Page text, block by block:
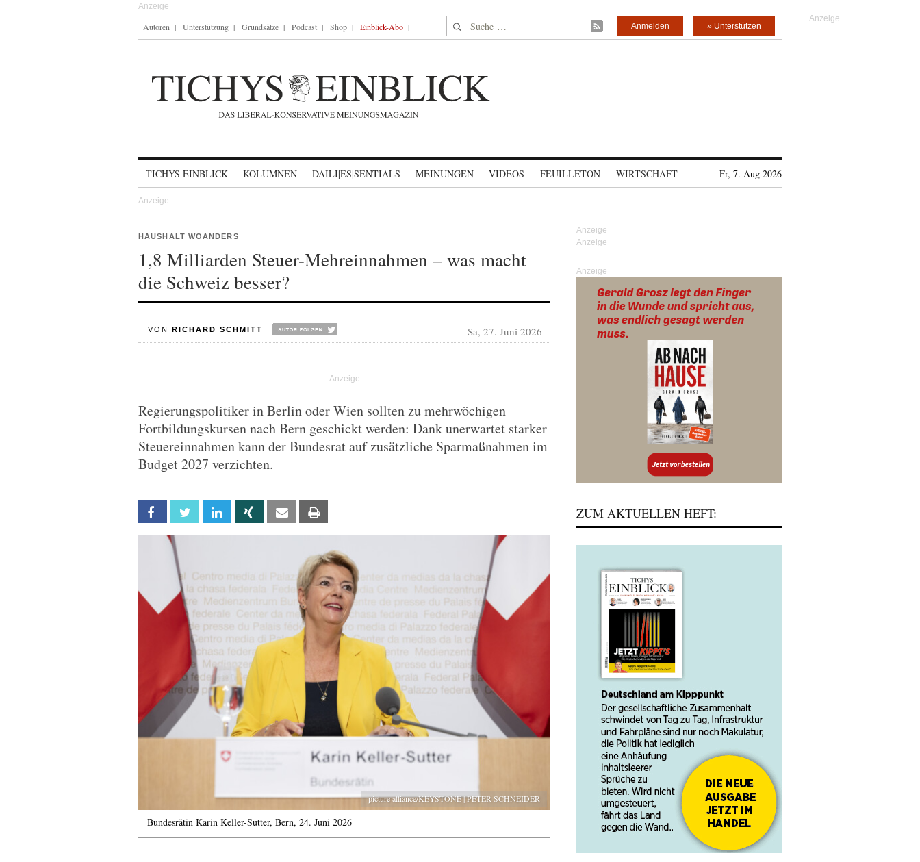
Autoren Unterstützung Grundsätze Podcast Shop Einblick-Abo Suche nach: » Unterstützen
Anmelden
TICHYS EINBLICK KOLUMNEN DAILI|ES|SENTIALS MEINUNGEN VIDEOS FEUILLETON WIRTSCHAFT Fr, 7. Aug 2026
HAUSHALT WOANDERS
1,8 Milliarden Steuer-Mehreinnahmen – was macht
die Schweiz besser?
VON RICHARD SCHMITT Sa, 27. Juni 2026
Regierungspolitiker in Berlin oder Wien sollten zu mehrwöchigen
Fortbildungskursen nach Bern geschickt werden: Dank unerwartet starker
Steuereinnahmen kann der Bundesrat auf zusätzliche Sparmaßnahmen im
Budget 2027 verzichten.
Facebook Twitter Linkedin Xing Email
picture alliance/KEYSTONE | PETER SCHNEIDER
Bundesrätin Karin Keller-Sutter, Bern, 24. Juni 2026
Anzeige
ZUM AKTUELLEN HEFT: